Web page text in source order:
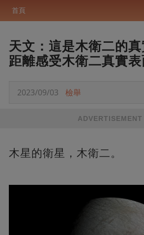
首頁
天文：這是木衛二的
距離感受木衛二真實表
2023/09/03 檢舉
ADVERTISEMENT
木星的衛星，木衛二。